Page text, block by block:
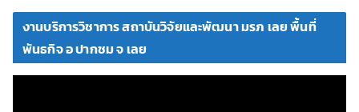
โ
งานบริการวิชาการ สถาบันวิจัยและพัฒนา มรภ เลย พื้นที่
พันธกิจ อ ปากชม จ เลย